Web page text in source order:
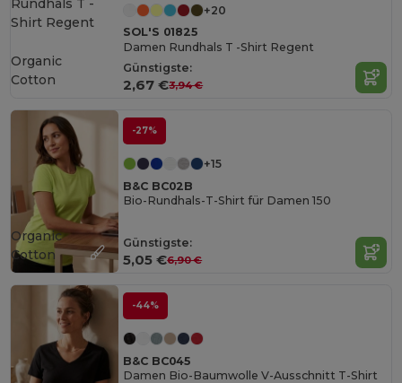
+20
SOL'S 01825
Damen Rundhals T -Shirt Regent
Günstigste:
2,67 €3,94 €
Organic
Cotton
-27%
+15
B&C BC02B
Bio-Rundhals-T-Shirt für Damen 150
Günstigste:
5,05 €6,90 €
Organic
Cotton
-44%
B&C BC045
Damen Bio-Baumwolle V-Ausschnitt T-Shirt